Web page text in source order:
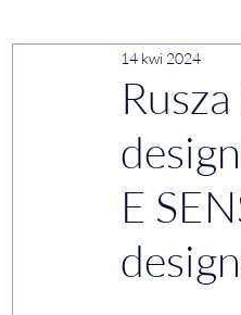
SESJE ESENCJI CHWIL
14 kwi 2024
E